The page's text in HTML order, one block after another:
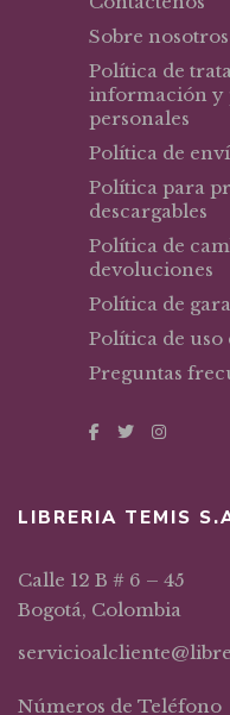
Sobre nosotros
Política de
información y
personales
Política de
Política para
descargables
Política de
devoluciones
Política de
Política de uso
Preguntas
LIBRERIA TEMIS
Calle 12 B # 6 – 45
Bogotá, Colombia
Números de Teléfono